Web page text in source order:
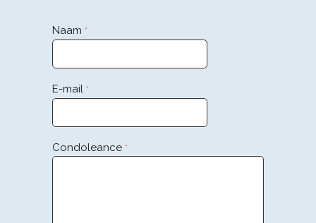
Naam *
E-mail *
Condoleance *